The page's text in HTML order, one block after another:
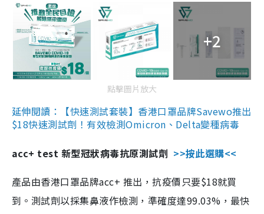
+2
點擊圖片放大
延伸閱讀：【快速測試套裝】香港口罩品牌Savewo推出
$18快速測試劑！有效檢測Omicron、Delta變種病毒
acc+ test 新型冠狀病毒抗原測試劑 >>按此選購<<
產品由香港口罩品牌acc+ 推出，抗疫價只要$18就買
到。測試劑以採集鼻液作檢測，準確度達99.03%，最快